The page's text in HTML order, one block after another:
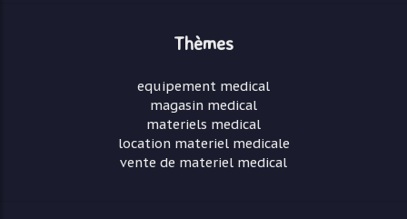
Thèmes
equipement medical
magasin medical
materiels medical
location materiel medicale
vente de materiel medical